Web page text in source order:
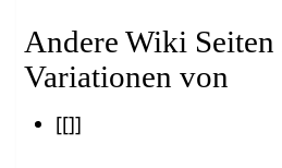
Andere Wiki Seiten
Variationen von
[[]]